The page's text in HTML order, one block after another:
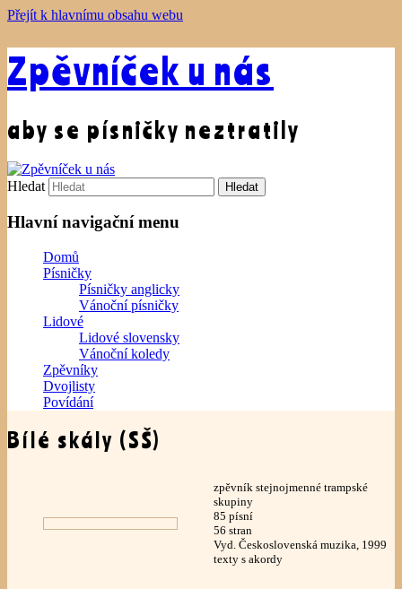
Přejít k hlavnímu obsahu webu
Zpěvníček u nás
aby se písničky neztratily
Hledat
Hlavní navigační menu
Domů
Písničky
Písničky anglicky
Vánoční písničky
Lidové
Lidové slovensky
Vánoční koledy
Zpěvníky
Dvojlisty
Povídání
Bílé skály (SŠ)
zpěvník stejnojmenné trampské
skupiny
85 písní
56 stran
Vyd. Československá muzika, 1999
texty s akordy